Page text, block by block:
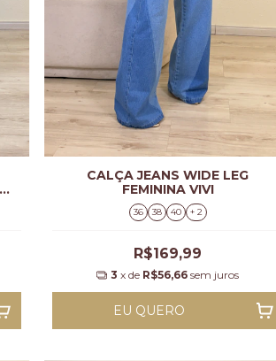
CALÇA JEANS WIDE LEG
FEMININA VIVI
36 38 40 + 2
R$169,99
3 x de R$56,66 sem juros
EU QUERO